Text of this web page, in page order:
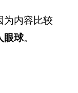
为内容比较
眼球。